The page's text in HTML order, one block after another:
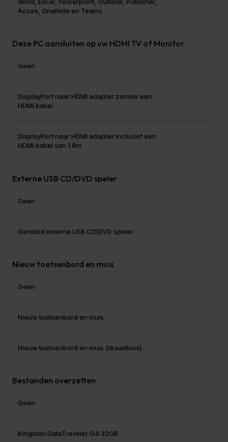
Acces, OneNote en Teams
Deze PC aansluiten op uw HDMI TV of Monitor
Geen
DisplayPort naar HDMI adapter zonder een
HDMI kabel
DisplayPort naar HDMI adapter inclusief een
HDMI kabel van 1.8m
Externe USB CD/DVD speler
Geen
Gembird externe USB CD/DVD speler
Nieuw toetsenbord en muis
Geen
Nieuw toetsenbord en muis
Nieuw toetsenbord en muis (draadloos)
Bestanden overzetten
Geen
Kingston DataTraveler G4 32GB
mogelijk weer opgepakt. Bestellingen worden in